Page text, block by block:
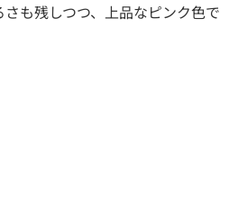
も残しつつ、上品なピンク色で